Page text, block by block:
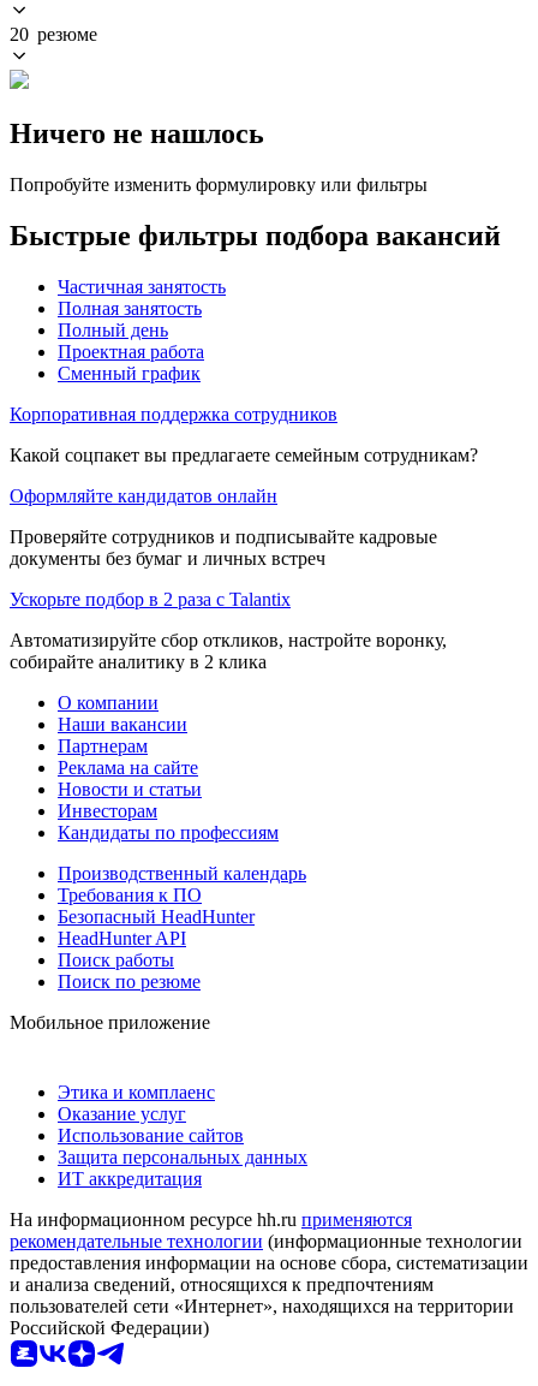
20 резюме
Ничего не нашлось
Попробуйте изменить формулировку или фильтры
Быстрые фильтры подбора вакансий
Частичная занятость
Полная занятость
Полный день
Проектная работа
Сменный график
Корпоративная поддержка сотрудников
Какой соцпакет вы предлагаете семейным сотрудникам?
Оформляйте кандидатов онлайн
Проверяйте сотрудников и подписывайте кадровые
документы без бумаг и личных встреч
Ускорьте подбор в 2 раза с Talantix
Автоматизируйте сбор откликов, настройте воронку,
собирайте аналитику в 2 клика
О компании
Наши вакансии
Партнерам
Реклама на сайте
Новости и статьи
Инвесторам
Кандидаты по профессиям
Производственный календарь
Требования к ПО
Безопасный HeadHunter
HeadHunter API
Поиск работы
Поиск по резюме
Мобильное приложение
Этика и комплаенс
Оказание услуг
Использование сайтов
Защита персональных данных
ИТ аккредитация
На информационном ресурсе hh.ru применяются
рекомендательные технологии (информационные технологии
предоставления информации на основе сбора, систематизации
и анализа сведений, относящихся к предпочтениям
пользователей сети «Интернет», находящихся на территории
Российской Федерации)